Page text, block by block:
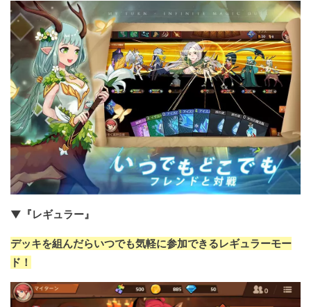
▼『レギュラー』
デッキを組んだらいつでも気軽に参加できるレギュラーモー
ド！